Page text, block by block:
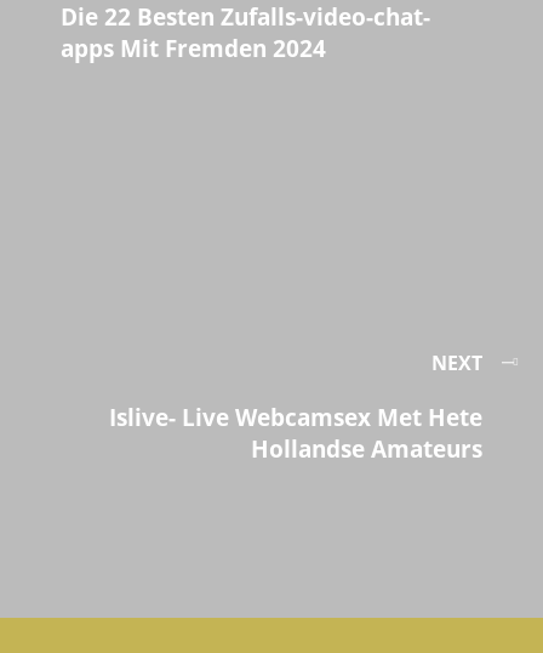
Die 22 Besten Zufalls-video-chat-
apps Mit Fremden 2024
NEXT
Islive- Live Webcamsex Met Hete
Hollandse Amateurs